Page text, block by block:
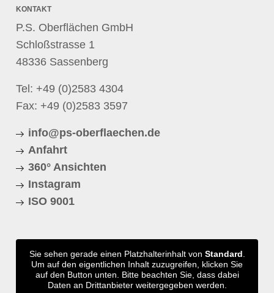
KONTAKT
P.S. Oberflächen GmbH
Schloßstrasse 1
48336 Sassenberg
Tel: +49 (0)2583 4304
Fax: +49 (0)2583 3597
info@ps-oberflaechen.de
Anfahrt
360° Ansichten
Instagram
ISO 9001
Sie sehen gerade einen Platzhalterinhalt von Standard
Um auf den eigentlichen Inhalt zuzugreifen, klicken Sie
auf den Button unten. Bitte beachten Sie, dass dabei
Daten an Drittanbieter weitergegeben werden.